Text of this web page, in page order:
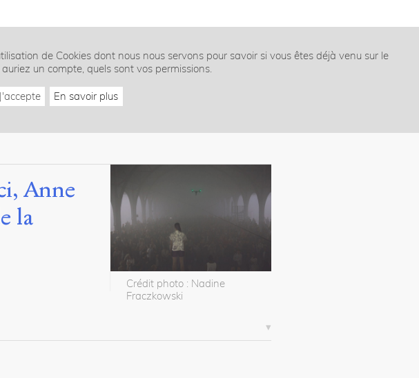
de Cookies dont nous nous servons pour savoir si vous êtes déjà venu sur le
un compte, quels sont vos permissions.
J'accepte En savoir plus
Anne
la
Crédit photo : Nadine
Fraczkowski